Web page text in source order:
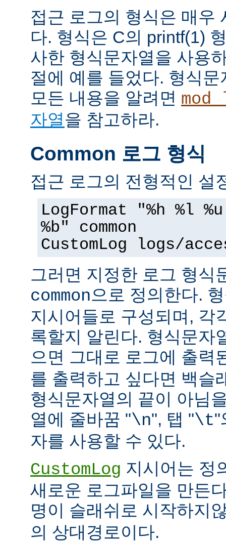
접근 로그의 형식은 매우
다. 형식은 C의 printf(1)
사한 형식문자열을 사용
절에 예를 들었다. 형식
모든 내용을 알려면
자열을 참고하라.
Common 로그 형식
접근 로그의 전형적인 설
LogFormat "%h %l
%b" common
CustomLog logs/
그러면 지정한 로그 형식
common으로 정의한다.
지시어들로 구성되며, 각
록할지 알린다. 형식문자
으면 그대로 로그에 출력
를 출력하고 싶다면 백슬
형식문자열의 끝이 아님
열에 줄바꿈 "\n", 탭 "\t"
자를 사용할 수 있다.
CustomLog 지시어는 정
새로운 로그파일을 만든
명이 슬래쉬로 시작하지
의 상대경로이다.